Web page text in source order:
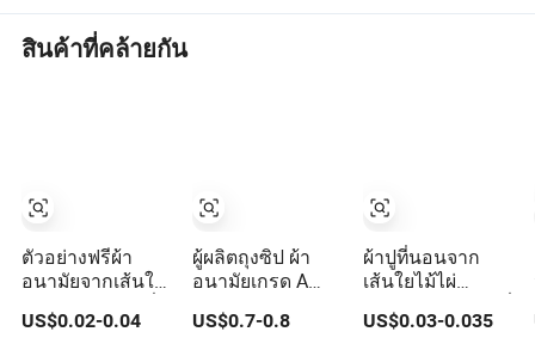
สินค้าที่คล้ายกัน
ตัวอย่างฟรีผ้า
อนามัยจากเส้นใย
ไม้ไผ่ธรรมชาติที่
เป็นมิตรกับสิ่ง
US$0.02-0.04
ผู้ผลิตถุงซิป ผ้า
อนามัยเกรด A
เส้นใยจากไม้ไผ่
ย่อยสลายได้ ผ้า
US$0.7-0.8
ผ้าปูที่นอนจาก
เส้นใยไม้ไผ่
ธรรมชาติ 100% ที่
นุ่มพิเศษ ไม่ฟอกสี
US$0.03-0.035